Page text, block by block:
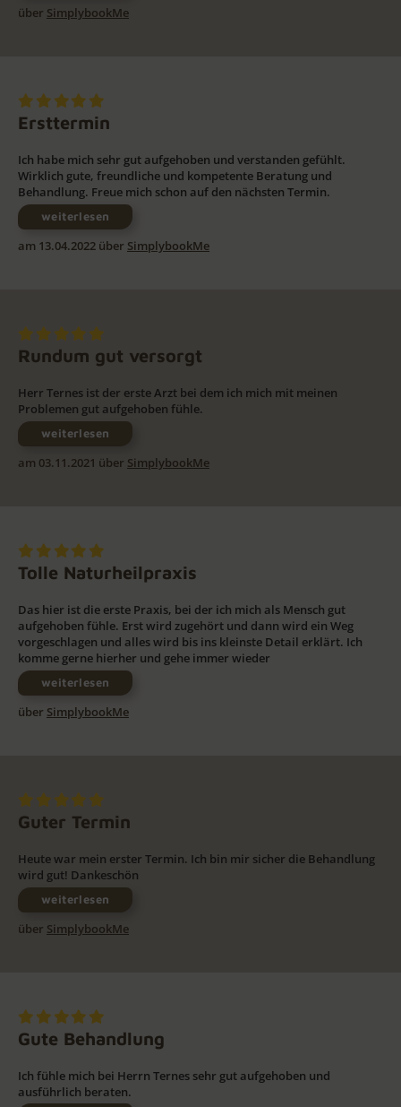
über SimplybookMe
Ersttermin
Ich habe mich sehr gut aufgehoben und verstanden gefühlt.
Wirklich gute, freundliche und kompetente Beratung und
Behandlung. Freue mich schon auf den nächsten Termin.
weiterlesen
am 13.04.2022 über SimplybookMe
Rundum gut versorgt
Herr Ternes ist der erste Arzt bei dem ich mich mit meinen
Problemen gut aufgehoben fühle.
weiterlesen
am 03.11.2021 über SimplybookMe
Tolle Naturheilpraxis
Das hier ist die erste Praxis, bei der ich mich als Mensch gut
aufgehoben fühle. Erst wird zugehört und dann wird ein Weg
vorgeschlagen und alles wird bis ins kleinste Detail erklärt. Ich
komme gerne hierher und gehe immer wieder
weiterlesen
über SimplybookMe
Guter Termin
Heute war mein erster Termin. Ich bin mir sicher die Behandlung
wird gut! Dankeschön
weiterlesen
über SimplybookMe
Gute Behandlung
Ich fühle mich bei Herrn Ternes sehr gut aufgehoben und
ausführlich beraten.